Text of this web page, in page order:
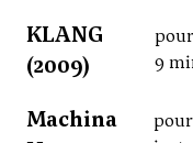
KLANG
(2009)
9
Machina